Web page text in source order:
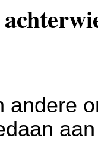
andere